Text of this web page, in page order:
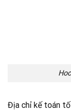
Địa chỉ kế toán